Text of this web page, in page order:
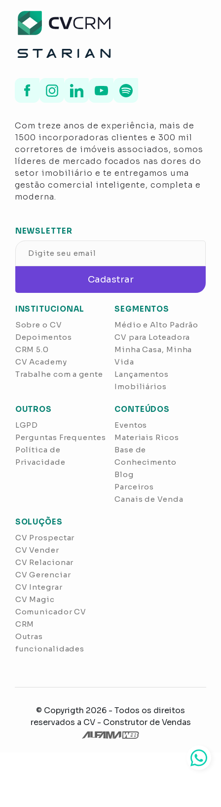
Com treze anos de experiência, mais de
1500 incorporadoras clientes e 300 mil
corretores de imóveis associados, somos
líderes de mercado focados nas dores do
setor imobiliário e te entregamos uma
gestão comercial inteligente, completa e
moderna.
INSTITUCIONAL
Sobre o CV
Depoimentos
CRM 5.0
CV Academy
Trabalhe com a gente
SEGMENTOS
Médio e Alto Padrão
CV para Loteadora
Minha Casa, Minha
Vida
Lançamentos
Imobiliários
OUTROS
LGPD
Perguntas Frequentes
Política de
Privacidade
CONTEÚDOS
Eventos
Materiais Ricos
Base de
Conhecimento
Blog
Parceiros
Canais de Venda
SOLUÇÕES
CV Prospectar
CV Vender
CV Relacionar
CV Gerenciar
CV Integrar
CV Magic
Comunicador CV
CRM
Outras
funcionalidades
NEWSLETTER
Cadastrar
© Copyrigth 2026 - Todos os direitos
reservados a CV - Construtor de Vendas